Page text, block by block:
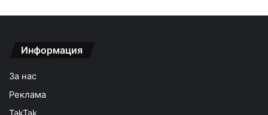
Информация
За нас
Реклама